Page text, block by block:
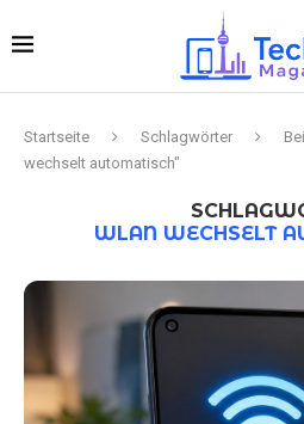
Startseite Schlagwörter
wechselt automatisch"
WLAN WECHSELT